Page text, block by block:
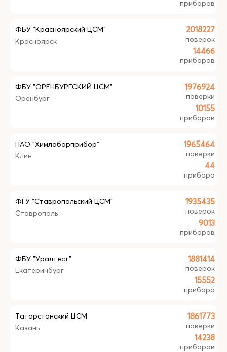
приборов
ФБУ "Красноярский ЦСМ"
Красноярск
2018227
поверок
14466
приборов
ФБУ "ОРЕНБУРГСКИЙ ЦСМ"
Оренбург
1976924
поверки
10155
приборов
ПАО "Химлаборприбор"
Клин
1965464
поверки
44
прибора
ФГУ "Ставропольский ЦСМ"
Ставрополь
1935435
поверок
9013
приборов
ФБУ "Уралтест"
Екатеринбург
1881414
поверок
15552
прибора
Татарстанский ЦСМ
Казань
1861773
поверки
14238
приборов